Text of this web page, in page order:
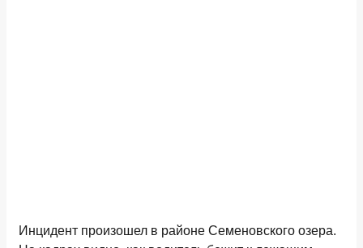
Инцидент произошел в районе Семеновского озера.